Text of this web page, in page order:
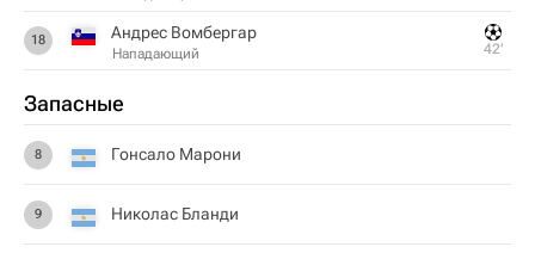
18 Андрес Вомбергар
Нападающий 42‎’‎
Запасные
8 Гонсало Марони
9 Николас Бланди